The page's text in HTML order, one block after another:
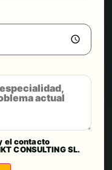
el contacto
CONSULTING SL.